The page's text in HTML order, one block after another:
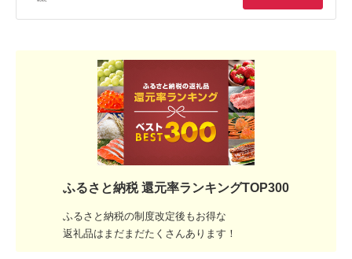
ふるさと納税 還元率ランキングTOP300
ふるさと納税の制度改定後もお得な
返礼品はまだまだたくさんあります！